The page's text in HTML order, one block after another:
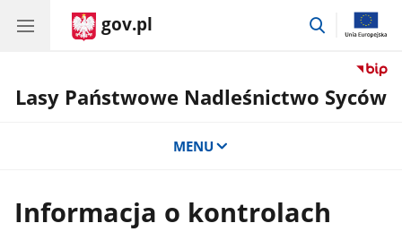
gov.pl
przejdź
Lasy Państwowe Nadleśnictwo Syców
MENU
Informacja o kontrolach